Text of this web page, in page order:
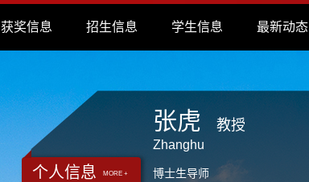
获奖信息 招生信息 学生信息 最新动态
个人信息 MORE +
张虎
Zhanghu
教授
博士生导师